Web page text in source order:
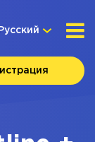
Русский